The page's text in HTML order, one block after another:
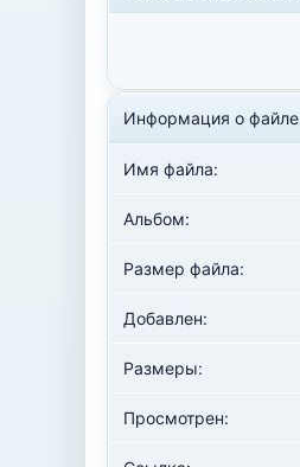
Информация о файле
Имя файла:
Альбом:
Размер файла:
Добавлен:
Размеры:
Просмотрен: